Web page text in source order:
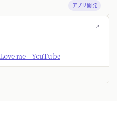
アプリ開発
↗
me - YouTube